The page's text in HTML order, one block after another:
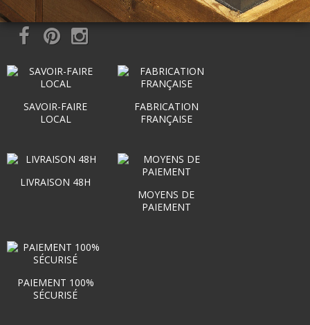
SAVOIR-FAIRE
LOCAL
FABRICATION
FRANÇAISE
LIVRAISON 48H
MOYENS DE
PAIEMENT
PAIEMENT 100%
SÉCURISÉ